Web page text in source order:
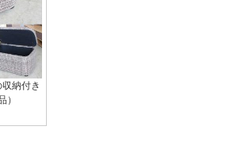
納付き
）